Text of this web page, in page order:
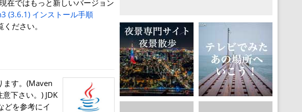
在ではもっと新しいバージョン
(3.6.1) インストール手順
ださい。
ます。(Maven
下さい。) JDK
どを参考にイ